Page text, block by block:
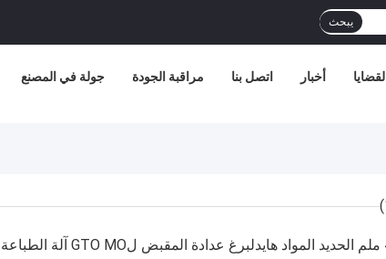
يبحث
جولة في المصنع مراقبة الجودة اتصل بنا أخبار القضايا
أسود 48x15 ملم الحديد المواد هايدلبرغ عدادة المقبض لGTO MO آلة الطباعة